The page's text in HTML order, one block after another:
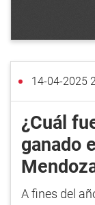
14-04-2025
¿Cuál
ganado
A fines del